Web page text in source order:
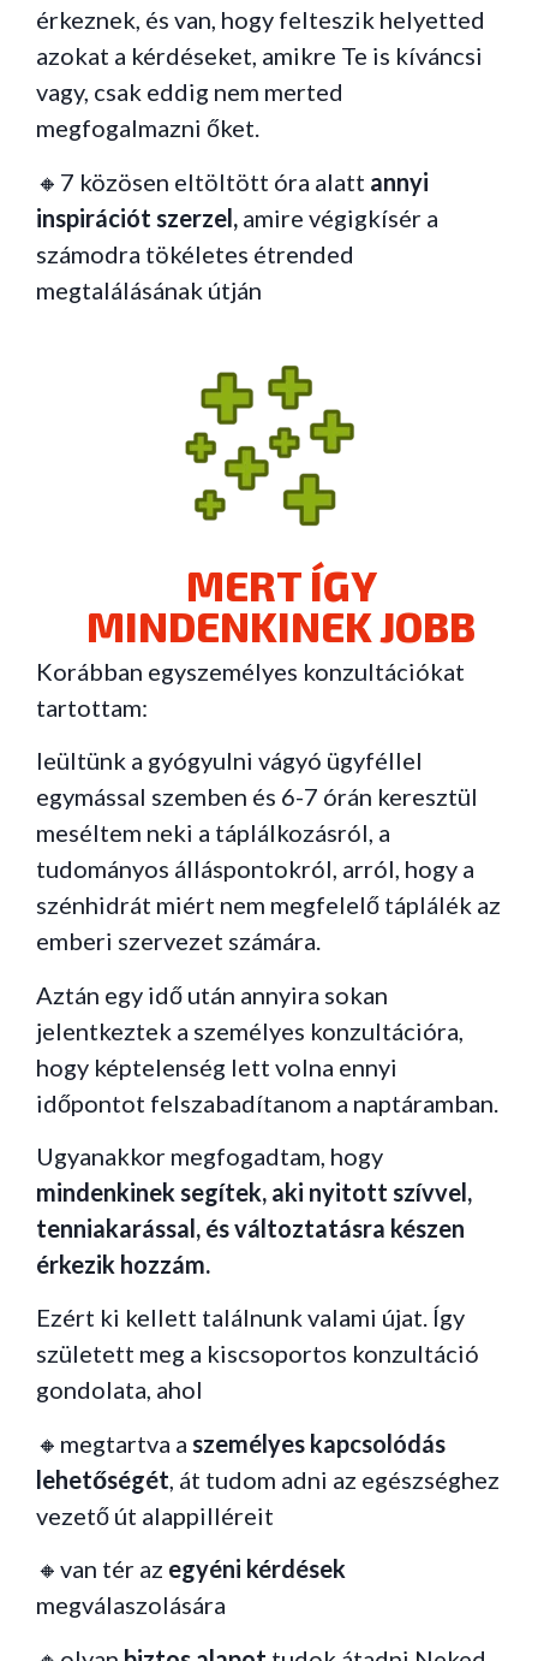
érkeznek, és van, hogy felteszik helyetted
azokat a kérdéseket, amikre Te is kíváncsi
vagy, csak eddig nem merted
megfogalmazni őket.
🔸7 közösen eltöltött óra alatt annyi
inspirációt szerzel, amire végigkísér a
számodra tökéletes étrended
megtalálásának útján
MERT ÍGY
MINDENKINEK JOBB
Korábban egyszemélyes konzultációkat
tartottam:
leültünk a gyógyulni vágyó ügyféllel
egymással szemben és 6-7 órán keresztül
meséltem neki a táplálkozásról, a
tudományos álláspontokról, arról, hogy a
szénhidrát miért nem megfelelő táplálék az
emberi szervezet számára.
Aztán egy idő után annyira sokan
jelentkeztek a személyes konzultációra,
hogy képtelenség lett volna ennyi
időpontot felszabadítanom a naptáramban.
Ugyanakkor megfogadtam, hogy
mindenkinek segítek, aki nyitott szívvel,
tenniakarással, és változtatásra készen
érkezik hozzám.
Ezért ki kellett találnunk valami újat. Így
született meg a kiscsoportos konzultáció
gondolata, ahol
🔸megtartva a személyes kapcsolódás
lehetőségét, át tudom adni az egészséghez
vezető út alappilléreit
🔸van tér az egyéni kérdések
megválaszolására